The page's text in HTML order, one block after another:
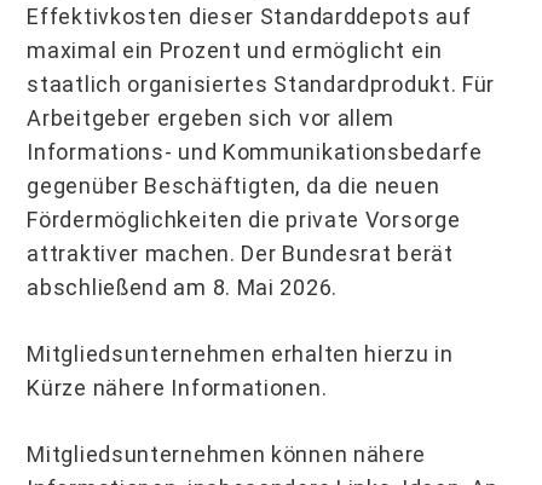
Effektivkosten dieser Standarddepots auf
maximal ein Prozent und ermöglicht ein
staatlich organisiertes Standardprodukt. Für
Arbeitgeber ergeben sich vor allem
Informations- und Kommuni­kationsbedarfe
gegenüber Beschäftigten, da die neuen
Fördermöglichkeiten die private Vorsorge
attraktiver machen. Der Bundesrat berät
abschließend am 8. Mai 2026.
Mitgliedsunternehmen erhalten hierzu in
Kürze nähere Informationen.
Mitgliedsunternehmen können nähere